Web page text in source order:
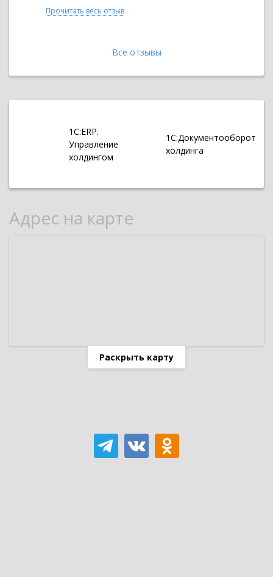
Прочитать весь отзыв
Все отзывы
1С:ERP.
Управление
холдингом
1С:Документооборот
холдинга
Адрес на карте
Раскрыть карту